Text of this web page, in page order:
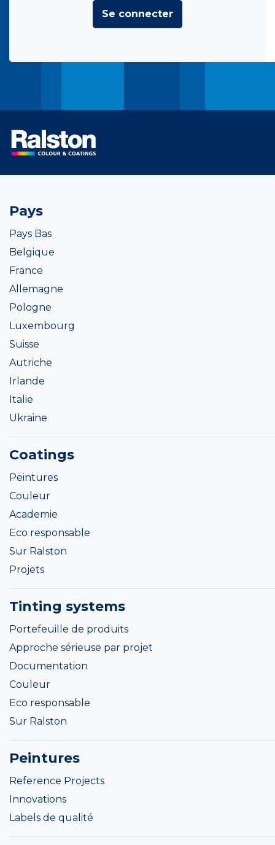
Se connecter
Pays
Pays Bas
Belgique
France
Allemagne
Pologne
Luxembourg
Suisse
Autriche
Irlande
Italie
Ukraine
Coatings
Peintures
Couleur
Academie
Eco responsable
Sur Ralston
Projets
Tinting systems
Portefeuille de produits
Approche sérieuse par projet
Documentation
Couleur
Eco responsable
Sur Ralston
Peintures
Reference Projects
Innovations
Labels de qualité